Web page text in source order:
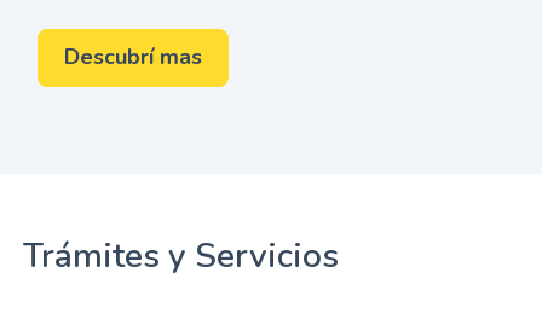
Descubrí mas
Trámites y Servicios